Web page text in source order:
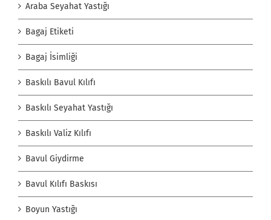
Araba Seyahat Yastığı
Bagaj Etiketi
Bagaj İsimliği
Baskılı Bavul Kılıfı
Baskılı Seyahat Yastığı
Baskılı Valiz Kılıfı
Bavul Giydirme
Bavul Kılıfı Baskısı
Boyun Yastığı